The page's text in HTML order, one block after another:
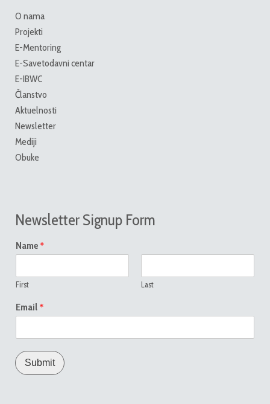
O nama
Projekti
E-Mentoring
E-Savetodavni centar
E-IBWC
Članstvo
Aktuelnosti
Newsletter
Mediji
Obuke
Newsletter Signup Form
Name *
First Last
Email *
Submit